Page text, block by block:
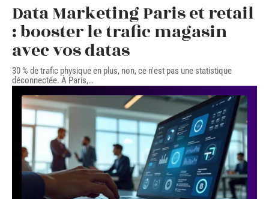
Data Marketing Paris et retail
: booster le trafic magasin
avec vos datas
30 % de trafic physique en plus, non, ce n'est pas une statistique
déconnectée. À Paris,…